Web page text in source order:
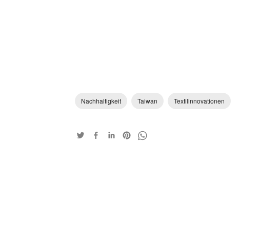
Nachhaltigkeit Taiwan Textilinnovationen